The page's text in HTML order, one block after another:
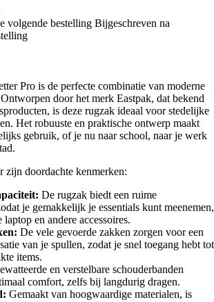
volgende bestelling Bijgeschreven na
Pro is de perfecte combinatie van moderne
door het merk Eastpak, dat bekend
is deze rugzak ideaal voor stedelijke
Het robuuste en praktische ontwerp maakt
gebruik, of je nu naar school, naar je werk
zijn doordachte kenmerken:
De rugzak biedt een ruime
je gemakkelijk je essentials kunt meenemen,
en andere accessoires.
De vele gevoerde zakken zorgen voor een
van je spullen, zodat je snel toegang hebt tot
items.
en verstelbare schouderbanden
comfort, zelfs bij langdurig dragen.
Gemaakt van hoogwaardige materialen, is